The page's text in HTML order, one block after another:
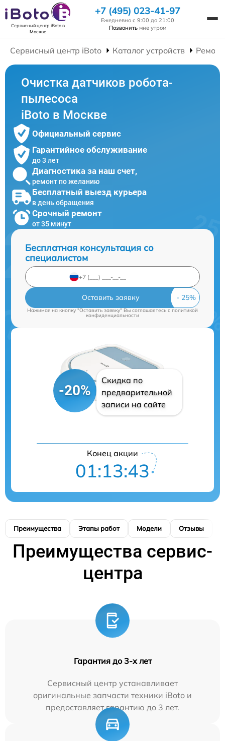
Сервисный центр iBotoв
Москве
+7 (495) 023-41-97
Ежедневно с 9:00 до 21:00
Позвонить мне утром
Сервисный центр iBoto Каталог устройств
Очистка датчиков робота-
пылесоса
iBoto в Москве
Официальный сервис
Гарантийное обслуживание
до 3 лет
Диагностика за наш счет,
ремонт по желанию
Бесплатный выезд курьера
в день обращения
Срочный ремонт
от 35 минут
Бесплатная консультация со
специалистом
Оставить заявку
Нажимая на кнопку "Оставить заявку" Вы соглашаетесь c политикой
конфиденциальности
-20%
Скидка по
предварительной
записи на сайте
Конец акции
01:13:43
Преимущества Этапы работ Модели Отзывы
Преимущества сервис-
центра
Гарантия до 3-х лет
Сервисный центр устанавливает
оригинальные запчасти техники iBoto и
предоставляет гарантию до 3 лет.